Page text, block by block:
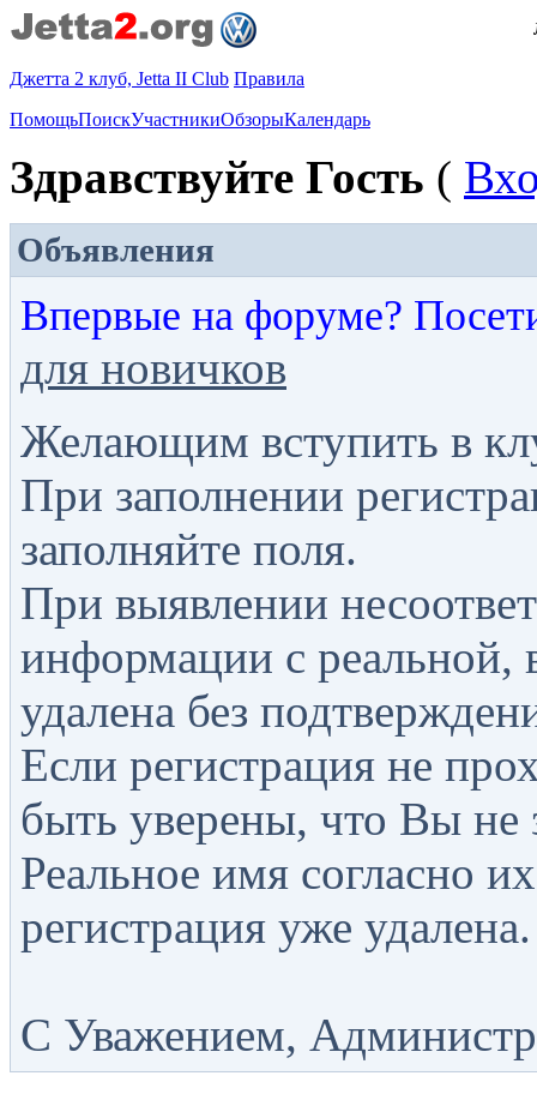
Джетта 2 клуб, Jetta II Club Правила
ПомощьПоискУчастникиОбзорыКалендарь
Здравствуйте Гость (
Объявления
Впервые на форуме?
для новичков
Желающим вступить в
При заполнении
заполняйте поля.
При выявлении
информации с реальной,
удалена без
Если регистрация не
быть уверены, что Вы не
Реальное имя согласно
регистрация уже удалена.
С Уважением,